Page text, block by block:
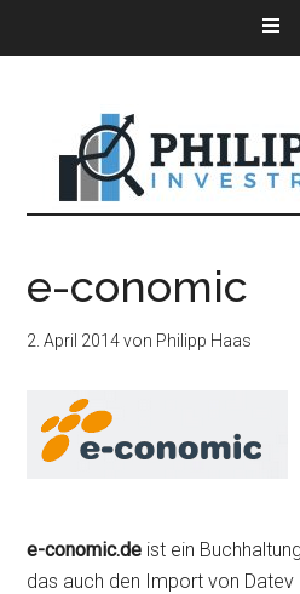
e-conomic
2. April 2014von Philipp Haas
e-conomic.de ist ein
das auch den Import von Datev